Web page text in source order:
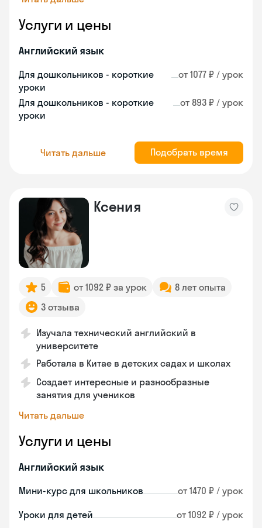
Услуги и цены
Английский язык
Для дошкольников - короткие
уроки
от 1077 ₽ / урок
Для дошкольников - короткие
уроки
от 893 ₽ / урок
Читать дальше Подобрать время
Ксения
5 от 1092 ₽ за урок
8 лет опыта
3 отзыва
Изучала технический английский в
университете
Работала в Китае в детских садах и школах
Создает интересные и разнообразные
занятия для учеников
Читать дальше
Услуги и цены
Английский язык
Мини-курс для школьников от 1470 ₽ / урок
Уроки для детей от 1092 ₽ / урок